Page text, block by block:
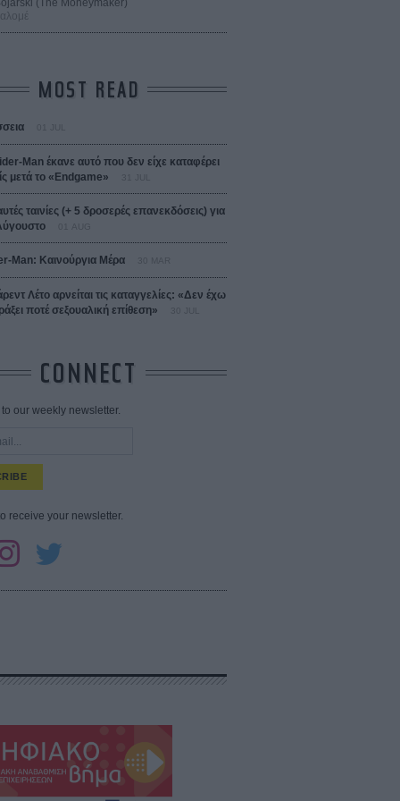
(The Moneymaker)
MOST READ
Man έκανε αυτό που δεν είχε καταφέρει
μετά το «Endgame»
ταινίες (+ 5 δροσερές επανεκδόσεις) για
Man: Καινούργια Μέρα 30 MAR
Λέτο αρνείται τις καταγγελίες: «Δεν έχω
ποτέ σεξουαλική επίθεση»
CONNECT
our weekly newsletter.
receive your newsletter.